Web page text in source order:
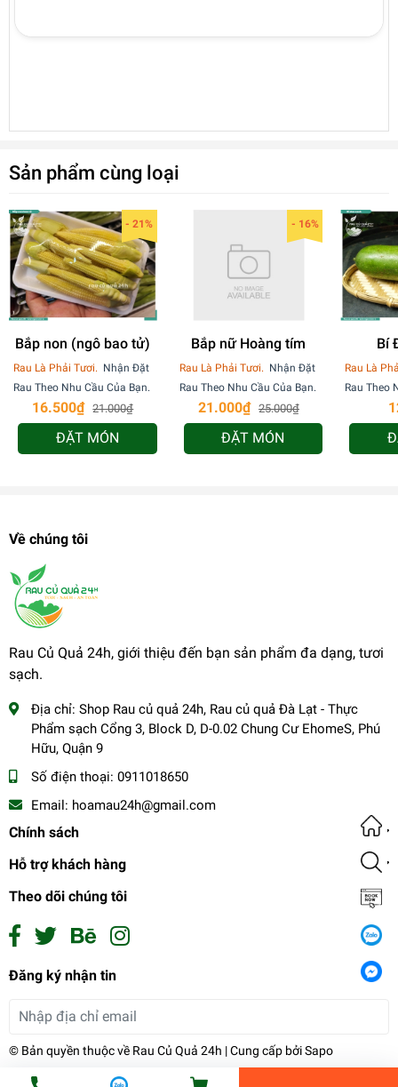
Sản phẩm cùng loại
- 21%
Bắp non (ngô bao tử)
Rau Là Phải Tươi. Nhận Đặt
Rau Theo Nhu Cầu Của Bạn.
16.500₫ 21.000₫
ĐẶT MÓN
- 16%
Bắp nữ Hoàng tím
Rau Là Phải Tươi. Nhận Đặt
Rau Theo Nhu Cầu Của Bạn.
21.000₫ 25.000₫
ĐẶT MÓN
Bí
Rau Là
Rau Theo
Về chúng tôi
Rau Củ Quả 24h, giới thiệu đến bạn sản phẩm đa dạng, tươi
sạch.
Địa chỉ: Shop Rau củ quả 24h, Rau củ quả Đà Lạt - Thực
Phẩm sạch Cổng 3, Block D, D-0.02 Chung Cư EhomeS, Phú
Hữu, Quận 9
Số điện thoại: 0911018650
Email: hoamau24h@gmail.com
Chính sách
Hỗ trợ khách hàng
Theo dõi chúng tôi
Đăng ký nhận tin
© Bản quyền thuộc về Rau Củ Quả 24h | Cung cấp bởiSapo
25.000₫
Tiến Hành Thanh Toán